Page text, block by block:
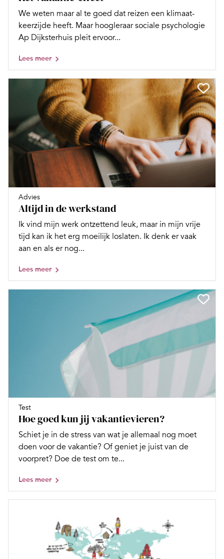
We weten maar al te goed dat reizen een klimaat-
keerzijde heeft. Maar hoogleraar sociale psychologie
Ap Dijksterhuis pleit ervoor...
Lees meer
Advies
Altijd in de werkstand
Ik vind mijn werk ontzettend leuk, maar in mijn vrije
tijd kan ik het erg moeilijk loslaten. Ik denk er vaak
aan en als er nog...
Lees meer
Test
Hoe goed kun jij vakantievieren?
Schiet je in de stress van wat je allemaal nog moet
doen voor de vakantie? Of geniet je juist van de
voorpret? Doe de test om te...
Lees meer